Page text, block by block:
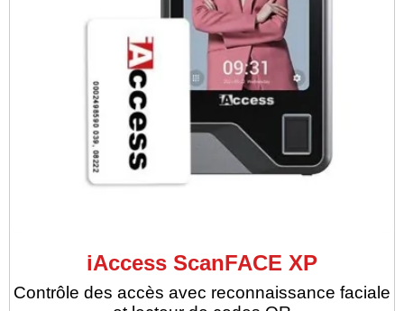
iAccess ScanFACE XP
Contrôle des accès avec reconnaissance faciale